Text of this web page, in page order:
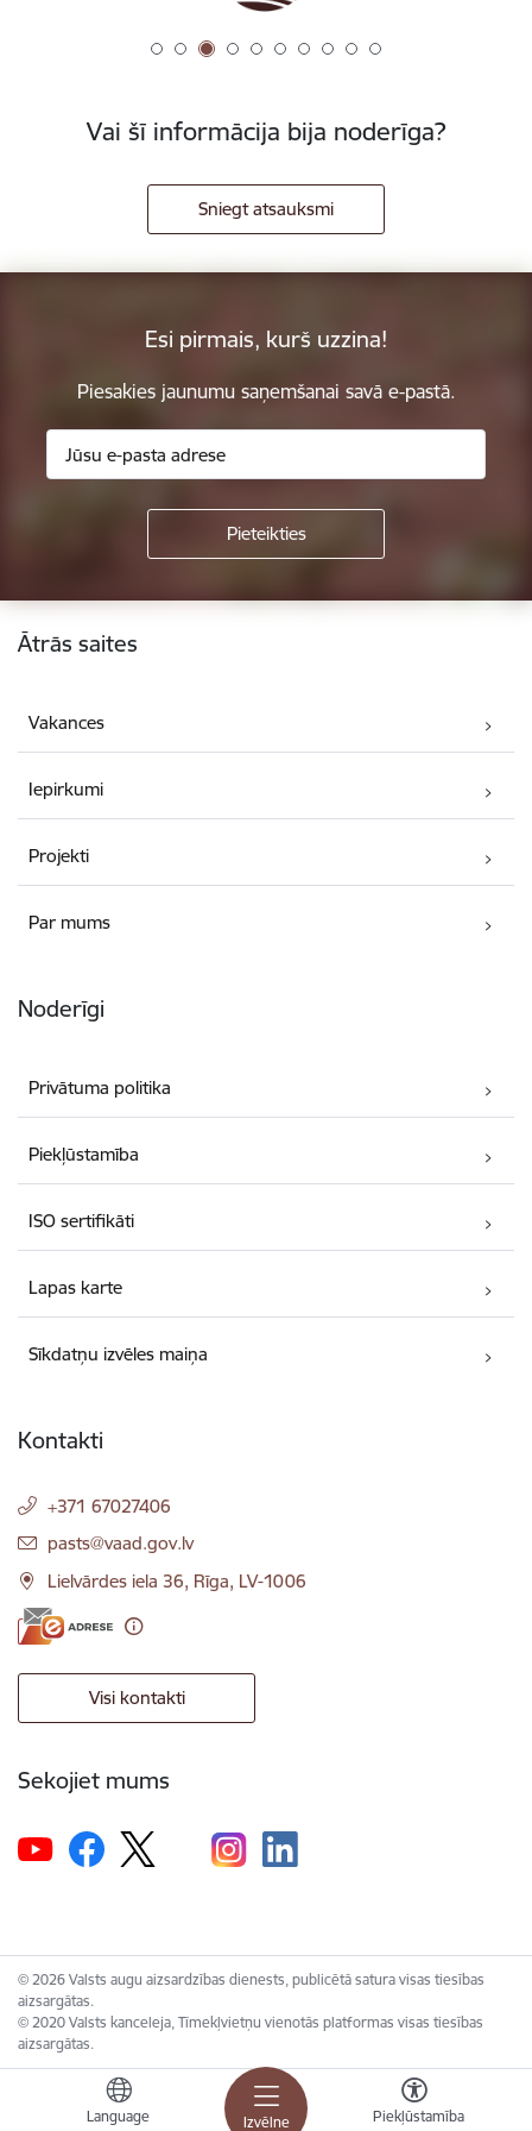
Izvēlne
Language Piekļūstamība
Vai šī informācija bija noderīga?
Sniegt atsauksmi
Esi pirmais, kurš uzzina!
Piesakies jaunumu saņemšanai savā e-pastā.
Kājene
Ātrās saites
Vakances
Iepirkumi
Projekti
Par mums
Noderīgi
Privātuma politika
Piekļūstamība
ISO sertifikāti
Lapas karte
Sīkdatņu izvēles maiņa
Kontakti
+371 67027406
E-pasts:
pasts@vaad.gov.lv
Lielvārdes iela 36, Rīga, LV-1006
Visi kontakti
Sekojiet mums
© 2026 Valsts augu aizsardzības dienests, publicētā satura visas tiesības
aizsargātas.
© 2020 Valsts kanceleja, Tīmekļvietņu vienotās platformas visas tiesības
aizsargātas.